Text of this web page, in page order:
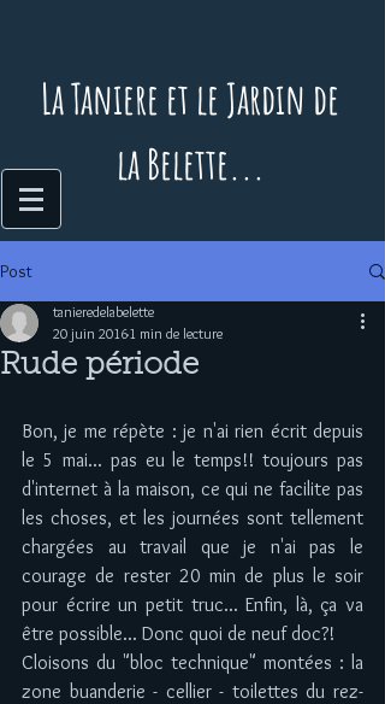
La Taniere et le Jardin de
la Belette...
Post
Rude période
tanieredelabelette
20 juin 20161 min de lecture
Bon, je me répète : je n'ai rien écrit depuis
le 5 mai... pas eu le temps!! toujours pas
d'internet à la maison, ce qui ne facilite pas
les choses, et les journées sont tellement
chargées au travail que je n'ai pas le
courage de rester 20 min de plus le soir
pour écrire un petit truc... Enfin, là, ça va
être possible... Donc quoi de neuf doc?!
Cloisons du "bloc technique" montées : la
zone buanderie - cellier - toilettes du rez-